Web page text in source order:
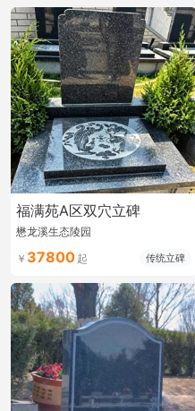
福满苑A区双穴立碑
懋龙溪生态陵园
37800 传统立碑